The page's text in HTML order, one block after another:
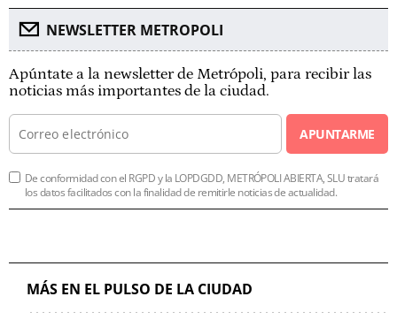
NEWSLETTER METROPOLI
Apúntate a la newsletter de Metrópoli, para recibir las
noticias más importantes de la ciudad.
APUNTARME
De conformidad con el RGPD y la LOPDGDD, METRÓPOLI ABIERTA, SLU tratará
los datos facilitados con la finalidad de remitirle noticias de actualidad.
MÁS EN EL PULSO DE LA CIUDAD